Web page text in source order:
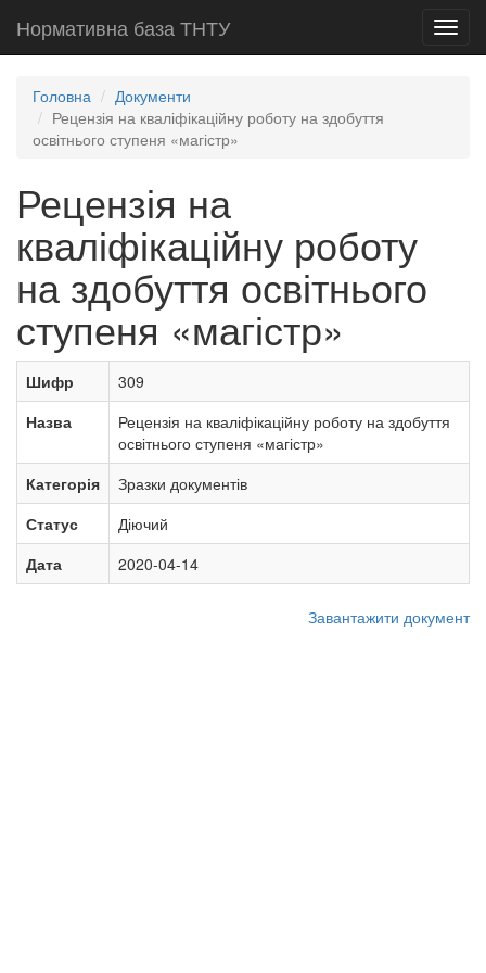
Нормативна база ТНТУ
Головна
Документи
Рецензія на кваліфікаційну роботу на здобуття
освітнього ступеня «магістр»
Рецензія на
кваліфікаційну роботу
на здобуття освітнього
ступеня «магістр»
Шифр
309
Назва
Рецензія на кваліфікаційну роботу на здобуття
освітнього ступеня «магістр»
Категорія
Зразки документів
Статус
Діючий
Дата
2020-04-14
Завантажити документ